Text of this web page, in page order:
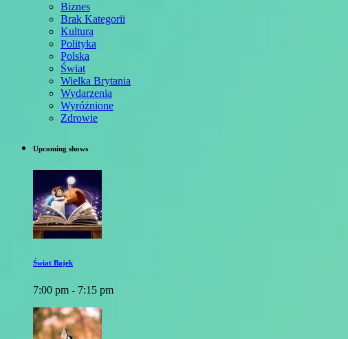
Biznes
Brak Kategorii
Kultura
Polityka
Polska
Świat
Wielka Brytania
Wydarzenia
Wyróżnione
Zdrowie
Upcoming shows
Świat Bajek
7:00 pm - 7:15 pm